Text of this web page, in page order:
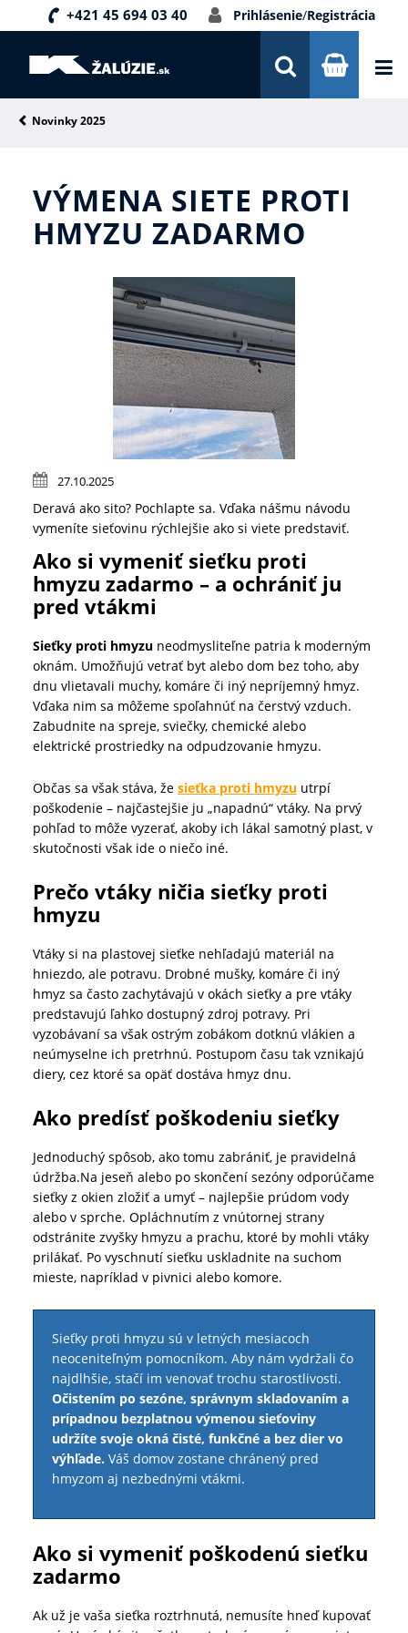
+421 45 694 03 40 Prihlásenie/Registrácia
DOPRAVA A PLATBA
NOVINKY
Novinky 2025
VÝMENA SIETE PROTI
HMYZU ZADARMO
27.10.2025
Deravá ako sito? Pochlapte sa. Vďaka nášmu návodu
vymeníte sieťovinu rýchlejšie ako si viete predstaviť.
Ako si vymeniť sieťku proti
hmyzu zadarmo – a ochrániť ju
pred vtákmi
Sieťky proti hmyzu neodmysliteľne patria k moderným
oknám. Umožňujú vetrať byt alebo dom bez toho, aby
dnu vlietavali muchy, komáre či iný nepríjemný hmyz.
Vďaka nim sa môžeme spoľahnúť na čerstvý vzduch.
Zabudnite na spreje, sviečky, chemické alebo
elektrické prostriedky na odpudzovanie hmyzu.
Občas sa však stáva, že sieťka proti hmyzu utrpí
poškodenie – najčastejšie ju „napadnú“ vtáky. Na prvý
pohľad to môže vyzerať, akoby ich lákal samotný plast, v
skutočnosti však ide o niečo iné.
Prečo vtáky ničia sieťky proti
hmyzu
Vtáky si na plastovej sieťke nehľadajú materiál na
hniezdo, ale potravu. Drobné mušky, komáre či iný
hmyz sa často zachytávajú v okách sieťky a pre vtáky
predstavujú ľahko dostupný zdroj potravy. Pri
vyzobávaní sa však ostrým zobákom dotknú vlákien a
neúmyselne ich pretrhnú. Postupom času tak vznikajú
diery, cez ktoré sa opäť dostáva hmyz dnu.
Ako predísť poškodeniu sieťky
Jednoduchý spôsob, ako tomu zabrániť, je pravidelná
údržba.Na jeseň alebo po skončení sezóny odporúčame
sieťky z okien zložiť a umyť – najlepšie prúdom vody
alebo v sprche. Opláchnutím z vnútornej strany
odstránite zvyšky hmyzu a prachu, ktoré by mohli vtáky
prilákať. Po vyschnutí sieťku uskladnite na suchom
mieste, napríklad v pivnici alebo komore.
Sieťky proti hmyzu sú v letných mesiacoch
neoceniteľným pomocníkom. Aby nám vydržali čo
najdlhšie, stačí im venovať trochu starostlivosti.
Očistením po sezóne, správnym skladovaním a
prípadnou bezplatnou výmenou sieťoviny
udržíte svoje okná čisté, funkčné a bez dier vo
výhľade. Váš domov zostane chránený pred
hmyzom aj nezbednými vtákmi.
Ako si vymeniť poškodenú sieťku
zadarmo
Ak už je vaša sieťka roztrhnutá, nemusíte hneď kupovať